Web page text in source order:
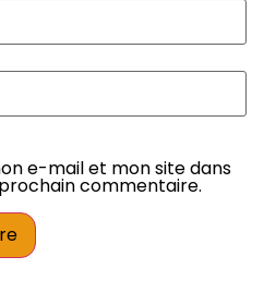
e-mail et mon site dans
commentaire.